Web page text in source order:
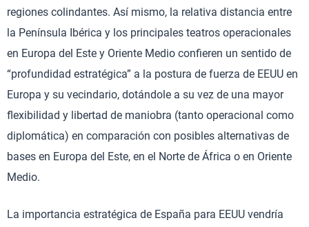
regiones colindantes. Así mismo, la relativa distancia entre
la Península Ibérica y los principales teatros operacionales
en Europa del Este y Oriente Medio confieren un sentido de
“profundidad estratégica” a la postura de fuerza de EEUU en
Europa y su vecindario, dotándole a su vez de una mayor
flexibilidad y libertad de maniobra (tanto operacional como
diplomática) en comparación con posibles alternativas de
bases en Europa del Este, en el Norte de África o en Oriente
Medio.
La importancia estratégica de España para EEUU vendría